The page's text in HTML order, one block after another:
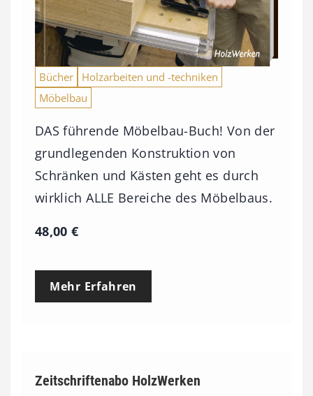
Bücher
Holzarbeiten und -techniken
Möbelbau
DAS führende Möbelbau-Buch! Von der
grundlegenden Konstruktion von
Schränken und Kästen geht es durch
wirklich ALLE Bereiche des Möbelbaus.
48,00€
Mehr Erfahren
Zeitschriftenabo HolzWerken